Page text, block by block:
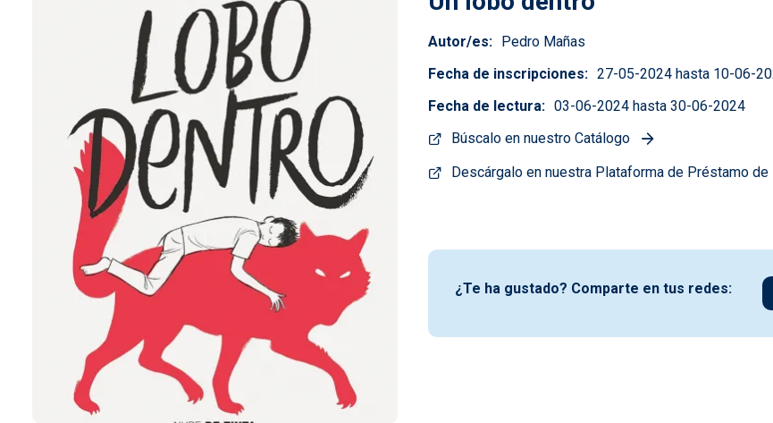
Autor/es
Pedro Mañas
Fecha de inscripciones
27-05-2024 hasta 10-06-
Fecha de lectura
03-06-2024 hasta 30-06-2024
Búscalo en nuestro Catálogo
Descárgalo en nuestra Plataforma de Préstamo
¿Te ha gustado? Comparte en tus redes: